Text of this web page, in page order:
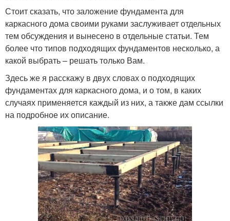
Стоит сказать, что заложение фундамента для
каркасного дома своими руками заслуживает отдельных
тем обсуждения и вынесено в отдельные статьи. Тем
более что типов подходящих фундаментов несколько, а
какой выбрать – решать только Вам.
Здесь же я расскажу в двух словах о подходящих
фундаментах для каркасного дома, и о том, в каких
случаях применяется каждый из них, а также дам ссылки
на подробное их описание.